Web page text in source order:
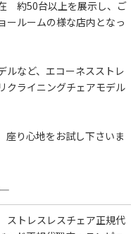
約50台以上を展示し、ご
ールームの様な店内となっ
ルなど、エコーネスストレ
クライニングチェアモデル
座り心地をお試し下さいま
トレスレスチェア正規代